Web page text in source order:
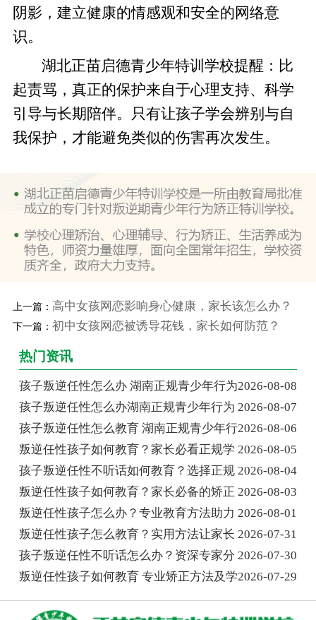
阴影，建立健康的情感观和安全的网络意
识。
湖北正苗启德青少年特训学校提醒：比
起责骂，真正的保护来自于心理支持、科学
引导与长期陪伴。只有让孩子学会辨别与自
我保护，才能避免类似的伤害再次发生。
上一篇： 高中女孩网恋影响身心健康，家长该怎么办？
下一篇： 初中女孩网恋被诱导花钱，家长如何防范？
热门资讯
孩子叛逆任性怎么办 湖南正规青少年行为2026-08-08
孩子叛逆任性怎么办湖南正规青少年行为 2026-08-07
孩子叛逆任性怎么教育 湖南正规青少年行2026-08-06
叛逆任性孩子如何教育？家长必看正规学 2026-08-05
孩子叛逆任性不听话如何教育？选择正规 2026-08-04
叛逆任性孩子如何教育？家长必备的矫正 2026-08-03
叛逆任性孩子怎么办？专业教育方法助力 2026-08-01
叛逆任性孩子怎么教育？实用方法让家长 2026-07-31
孩子叛逆任性不听话怎么办？资深专家分 2026-07-30
叛逆任性孩子如何教育 专业矫正方法及学2026-07-29